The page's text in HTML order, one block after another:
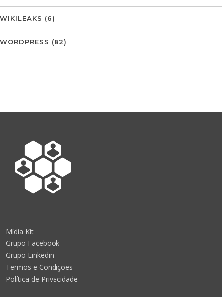
WIKILEAKS (6)
WORDPRESS (82)
Mídia Kit
Grupo Facebook
Grupo Linkedin
Termos e Condições
Política de Privacidade